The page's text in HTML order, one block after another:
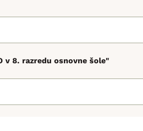
v 8. razredu osnovne šole"